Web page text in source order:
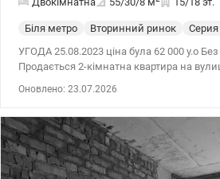
Біля метро Вторинний ринок
УГОДА 25.08.2023 ціна була 62 000 у.о Без комісії для покупця
Продається 2-кімнатна квартира на
майданчики, є місця для парковки.
зелений район. Тамбур на 3 квартири з
торгівельного центру «Магелан» — 450
«Епіцентр» — 2,3 км, ТРЦ «Respublika
Оновлено: 23.07.2026